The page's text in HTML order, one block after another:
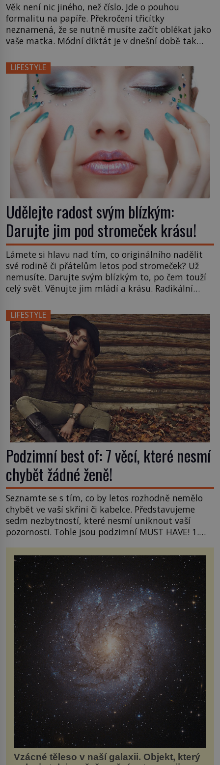
Věk není nic jiného, než číslo. Jde o pouhou
formalitu na papíře. Překročení třicítky
neznamená, že se nutně musíte začít oblékat jako
vaše matka. Módní diktát je v dnešní době tak
kdykoliv. Existují ovšem kousky, které by vám
neměly uniknout. 1. Sako bez rukávů Zhlédla jste
se v distingované […]
LIFESTYLE
Udělejte radost svým blízkým:
Darujte jim pod stromeček krásu!
Lámete si hlavu nad tím, co originálního nadělit
své rodině či přátelům letos pod stromeček? Už
nemusíte. Darujte svým blízkým to, po čem touží
celý svět. Věnujte jim mládí a krásu. Radikální
nemilosrdně ukazuje první vrásky, na které je
podle vás ještě dost času, neváhejte a nadělte si
omlazující […]
LIFESTYLE
Podzimní best of: 7 věcí, které nesmí
chybět žádné ženě!
Seznamte se s tím, co by letos rozhodně nemělo
chybět ve vaší skříni či kabelce. Představujeme
sedm nezbytností, které nesmí uniknout vaší
pozornosti. Tohle jsou podzimní MUST HAVE! 1.
proto, že z něho vyzařuje nespoutaná svoboda a
aura divokosti. Hlavním prvkem pak není nic
jiného, než klobouk. Pokud si […]
Vzácné těleso v naší galaxii. Objekt, který